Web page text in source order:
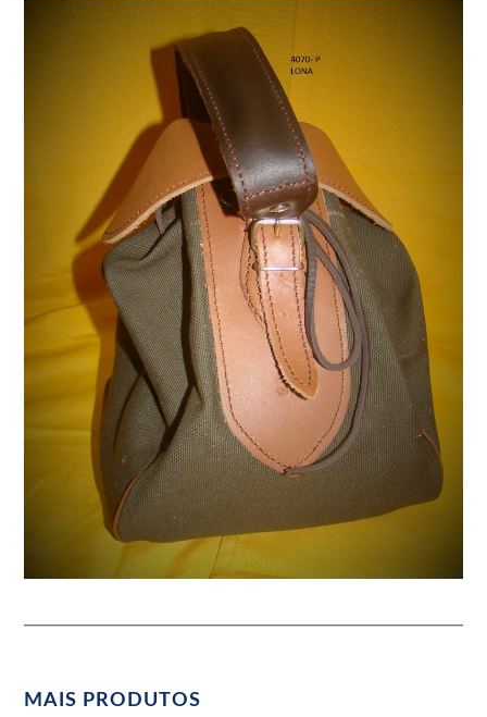
MAIS PRODUTOS